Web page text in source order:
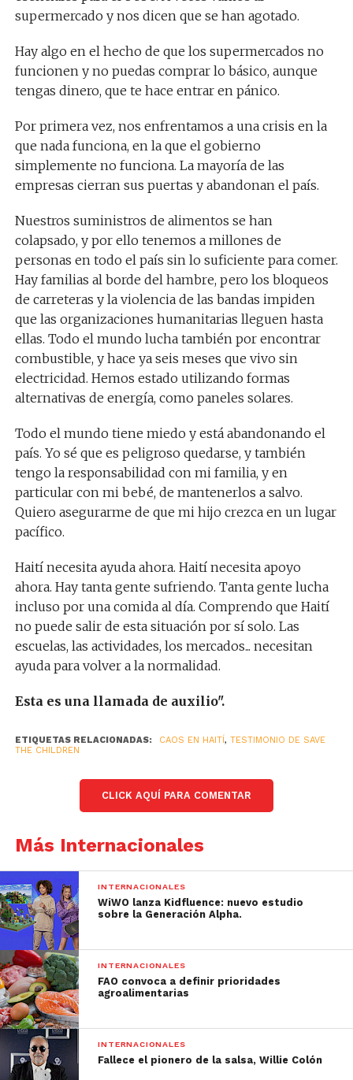
supermercado y nos dicen que se han agotado.
Hay algo en el hecho de que los supermercados no
funcionen y no puedas comprar lo básico, aunque
tengas dinero, que te hace entrar en pánico.
Por primera vez, nos enfrentamos a una crisis en la
que nada funciona, en la que el gobierno
simplemente no funciona. La mayoría de las
empresas cierran sus puertas y abandonan el país.
Nuestros suministros de alimentos se han
colapsado, y por ello tenemos a millones de
personas en todo el país sin lo suficiente para comer.
Hay familias al borde del hambre, pero los bloqueos
de carreteras y la violencia de las bandas impiden
que las organizaciones humanitarias lleguen hasta
ellas. Todo el mundo lucha también por encontrar
combustible, y hace ya seis meses que vivo sin
electricidad. Hemos estado utilizando formas
alternativas de energía, como paneles solares.
Todo el mundo tiene miedo y está abandonando el
país. Yo sé que es peligroso quedarse, y también
tengo la responsabilidad con mi familia, y en
particular con mi bebé, de mantenerlos a salvo.
Quiero asegurarme de que mi hijo crezca en un lugar
pacífico.
Haití necesita ayuda ahora. Haití necesita apoyo
ahora. Hay tanta gente sufriendo. Tanta gente lucha
incluso por una comida al día. Comprendo que Haití
no puede salir de esta situación por sí solo. Las
escuelas, las actividades, los mercados... necesitan
ayuda para volver a la normalidad.
Esta es una llamada de auxilio".
ETIQUETAS RELACIONADAS: CAOS EN HAITÍ, TESTIMONIO DE SAVE
THE CHILDREN
CLICK AQUÍ PARA COMENTAR
Más Internacionales
INTERNACIONALES
WiWO lanza Kidfluence: nuevo estudio
sobre la Generación Alpha.
INTERNACIONALES
FAO convoca a definir prioridades
agroalimentarias
INTERNACIONALES
Fallece el pionero de la salsa, Willie Colón